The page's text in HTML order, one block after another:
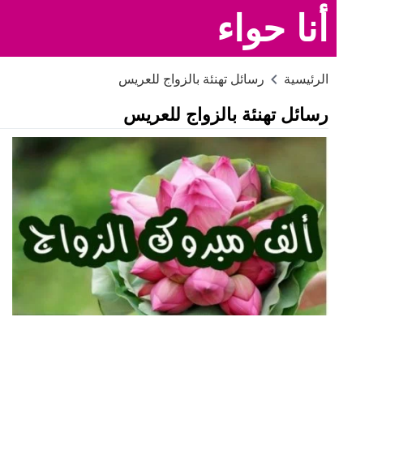
أنا حواء
الرئيسية رسائل تهنئة بالزواج للعريس
رسائل تهنئة بالزواج للعريس